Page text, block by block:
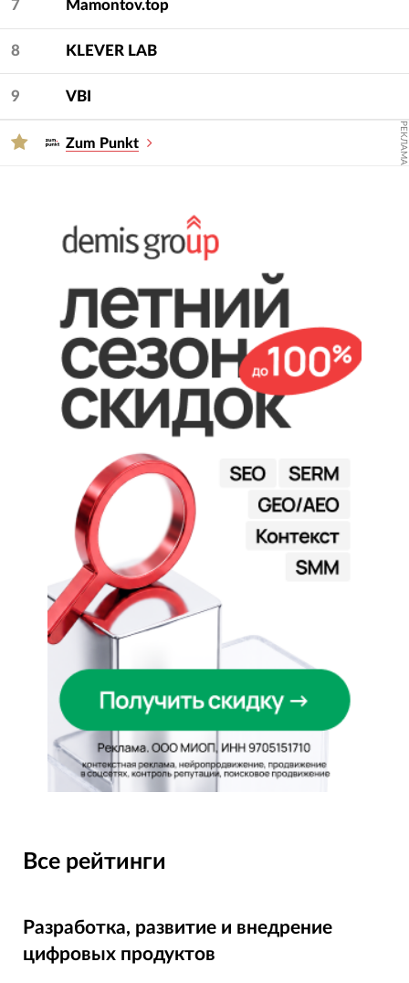
7 Mamontov.top
8 KLEVER LAB
9 VBI
Zum Punkt РЕКЛАМА
Все рейтинги
Разработка, развитие и внедрение
цифровых продуктов